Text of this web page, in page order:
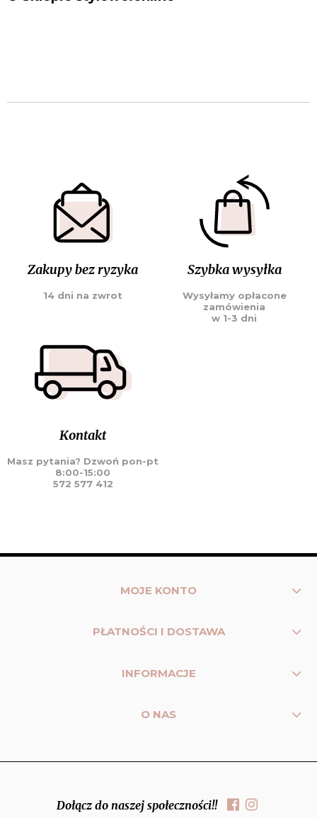
Zakupy bez ryzyka
14 dni na zwrot
Szybka wysyłka
Wysyłamy opłacone
zamówienia
w 1-3 dni
Kontakt
Masz pytania? Dzwoń pon-pt
8:00-15:00
572 577 412
MOJE KONTO
PŁATNOŚCI I DOSTAWA
INFORMACJE
O NAS
Dołącz do naszej społeczności!!